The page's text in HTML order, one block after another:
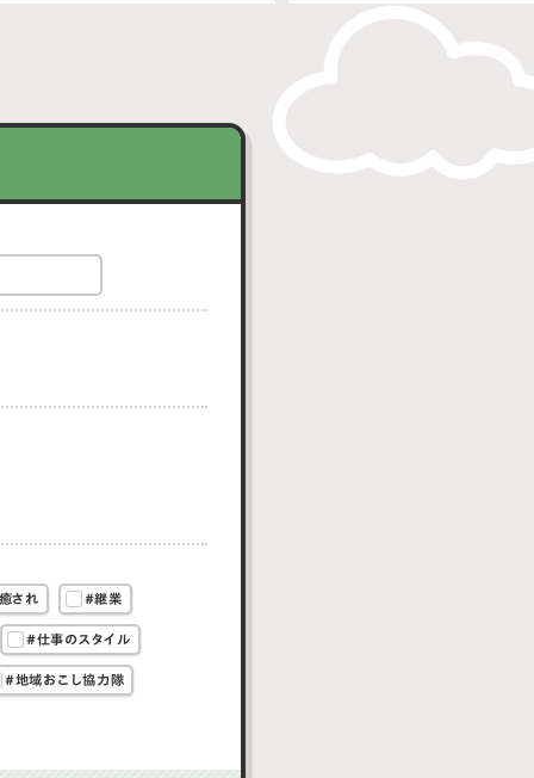
され #継業
#仕事のスタイル
#地域おこし協力隊